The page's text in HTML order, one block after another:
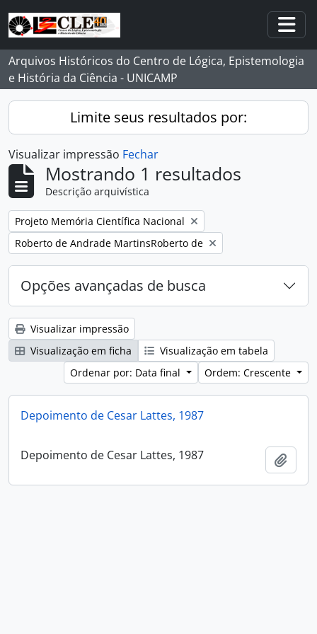
Skip to main content
Arquivos Históricos do Centro de Lógica, Epistemologia
e História da Ciência - UNICAMP
Limite seus resultados por:
Visualizar impressão Fechar
Mostrando 1 resultados
Descrição arquivística
Remover filtro:
Projeto Memória Científica Nacional
Remover filtro:
Roberto de Andrade MartinsRoberto de
Opções avançadas de busca
Visualizar impressão
Visualização em ficha
Visualização em tabela
Ordenar por: Data final
Ordem: Crescente
Depoimento de Cesar Lattes, 1987
Depoimento de Cesar Lattes, 1987